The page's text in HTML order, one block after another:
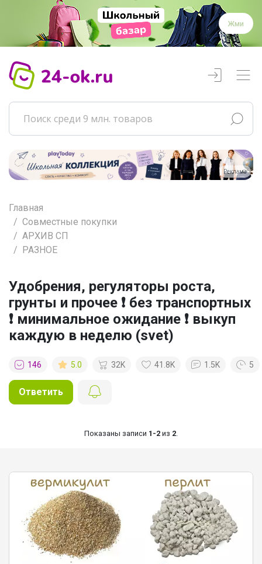
Жми
Реклама
Главная
Совместные покупки
АРХИВ СП
РАЗНОЕ
Удобрения, регуляторы роста,
грунты и прочее ❗ без транспортных
❗ минимальное ожидание ❗ выкуп
каждую в неделю (svet)
146 5.0 32K 41.8K 1.5K 5
Ответить
Показаны записи 1-2 из 2